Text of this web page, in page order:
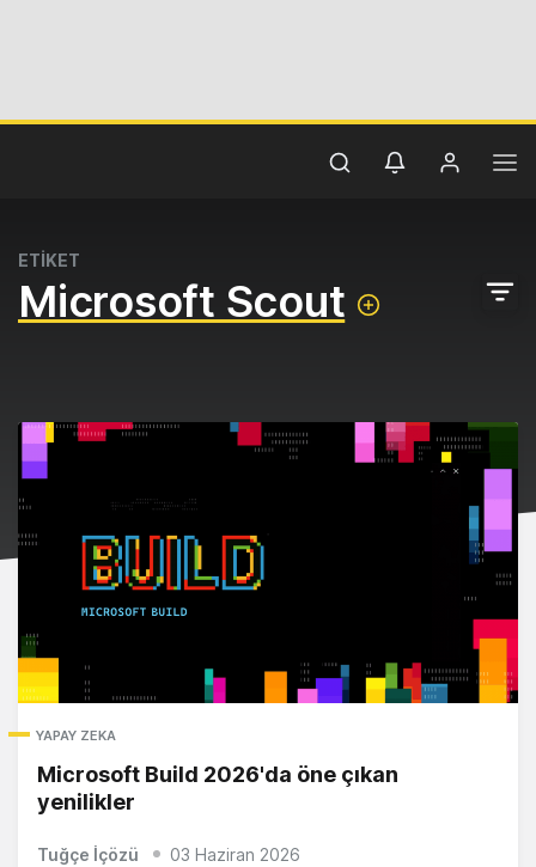
ETİKET
Microsoft Scout
YAPAY ZEKA
Microsoft Build 2026'da öne çıkan
yenilikler
Tuğçe İçözü 03 Haziran 2026